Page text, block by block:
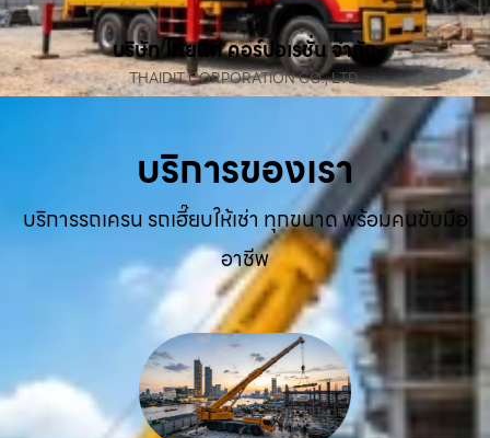
บริษัท ไทยดิท คอร์ปอเรชั่น จำกัด
THAIDIT CORPORATION CO., LTD.
บริการของเรา
บริการรถเครน รถเฮี๊ยบให้เช่า ทุกขนาด พร้อมคนขับมือ
อาชีพ